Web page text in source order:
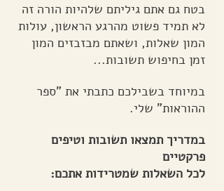
בטח גם אתם גיליתם שלהיות הורה זה
לא תמיד פשוט מהרגע הראשון, עולות
המון שאלות, ושאתם מבזבזים המון
זמן בחיפוש תשובות...
במיוחד בשבילכם כתבתי את "ספר
ההוראות" שלי.
במדריך תמצאו תשובות וטיפים
פרקטיים
לכל השאלות שמטרידות אתכם: